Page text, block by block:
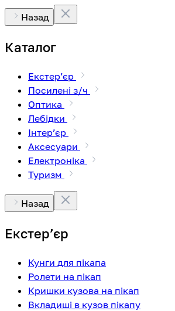
Назад
Каталог
Екстерʼєр
Посилені з/ч
Оптика
Лебідки
Інтерʼєр
Аксесуари
Електроніка
Туризм
Назад
Екстерʼєр
Кунги для пікапа
Ролети на пікап
Кришки кузова на пікап
Вкладиші в кузов пікапу